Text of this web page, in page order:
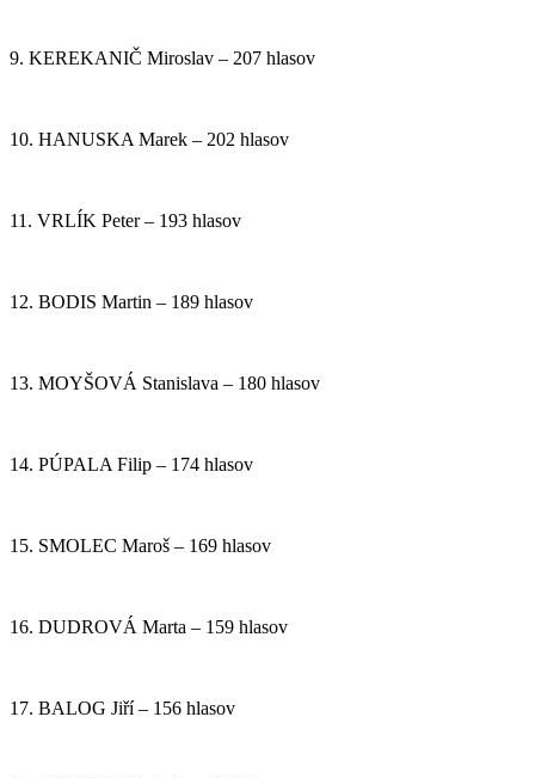
9. KEREKANIČ Miroslav – 207 hlasov
10. HANUSKA Marek – 202 hlasov
11. VRLÍK Peter – 193 hlasov
12. BODIS Martin – 189 hlasov
13. MOYŠOVÁ Stanislava – 180 hlasov
14. PÚPALA Filip – 174 hlasov
15. SMOLEC Maroš – 169 hlasov
16. DUDROVÁ Marta – 159 hlasov
17. BALOG Jiří – 156 hlasov